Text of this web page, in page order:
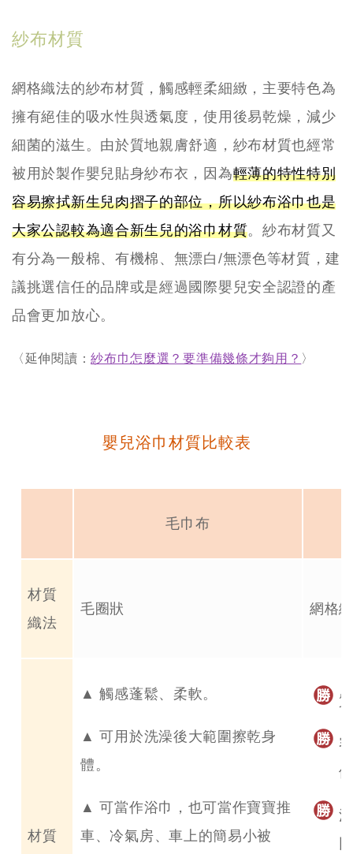
紗布材質
網格織法的紗布材質，觸感輕柔細緻，主要特色為
擁有絕佳的吸水性與透氣度，使用後易乾燥，減少
細菌的滋生。由於質地親膚舒適，紗布材質也經常
被用於製作嬰兒貼身紗布衣，因為輕薄的特性特別
容易擦拭新生兒肉摺子的部位，所以紗布浴巾也是
大家公認較為適合新生兒的浴巾材質。紗布材質又
有分為一般棉、有機棉、無漂白/無漂色等材質，建
議挑選信任的品牌或是經過國際嬰兒安全認證的產
品會更加放心。
〈延伸閱讀：紗布巾怎麼選？要準備幾條才夠用？ 〉
嬰兒浴巾材質比較表
毛巾布
材質
織法
毛圈狀 網格
材質
▲ 觸感蓬鬆、柔軟。
▲ 可用於洗澡後大範圍擦乾身
體。
▲ 可當作浴巾，也可當作寶寶推
車、冷氣房、車上的簡易小被